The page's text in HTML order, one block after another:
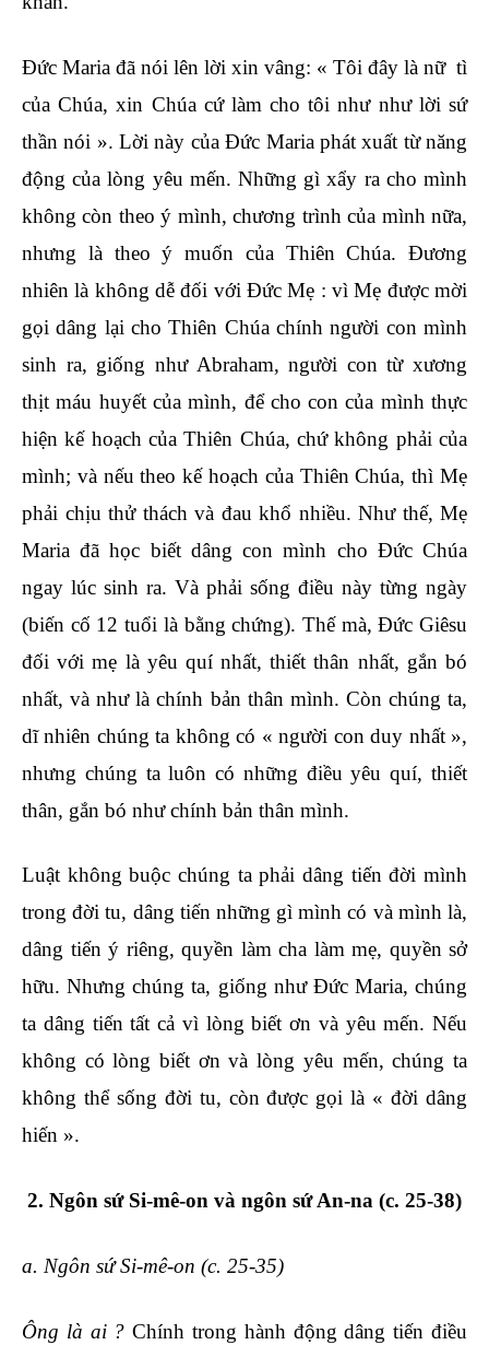
Đức Maria đã nói lên lời xin vâng: « Tôi đây là nữ tì
của Chúa, xin Chúa cứ làm cho tôi như như lời sứ
thần nói ». Lời này của Đức Maria phát xuất từ năng
động của lòng yêu mến. Những gì xẩy ra cho mình
không còn theo ý mình, chương trình của mình nữa,
nhưng là theo ý muốn của Thiên Chúa. Đương
nhiên là không dễ đối với Đức Mẹ : vì Mẹ được mời
gọi dâng lại cho Thiên Chúa chính người con mình
sinh ra, giống như Abraham, người con từ xương
thịt máu huyết của mình, để cho con của mình thực
hiện kế hoạch của Thiên Chúa, chứ không phải của
mình; và nếu theo kế hoạch của Thiên Chúa, thì Mẹ
phải chịu thử thách và đau khổ nhiều. Như thế, Mẹ
Maria đã học biết dâng con mình cho Đức Chúa
ngay lúc sinh ra. Và phải sống điều này từng ngày
(biến cố 12 tuổi là bằng chứng). Thế mà, Đức Giêsu
đối với mẹ là yêu quí nhất, thiết thân nhất, gắn bó
nhất, và như là chính bản thân mình. Còn chúng ta,
dĩ nhiên chúng ta không có « người con duy nhất »,
nhưng chúng ta luôn có những điều yêu quí, thiết
thân, gắn bó như chính bản thân mình.
Luật không buộc chúng ta phải dâng tiến đời mình
trong đời tu, dâng tiến những gì mình có và mình là,
dâng tiến ý riêng, quyền làm cha làm mẹ, quyền sở
hữu. Nhưng chúng ta, giống như Đức Maria, chúng
ta dâng tiến tất cả vì lòng biết ơn và yêu mến. Nếu
không có lòng biết ơn và lòng yêu mến, chúng ta
không thể sống đời tu, còn được gọi là « đời dâng
hiến ».
2. Ngôn sứ Si-mê-on và ngôn sứ An-na (c. 25-38)
a. Ngôn sứ Si-mê-on (c. 25-35)
Ông là ai ? Chính trong hành động dâng tiến điều